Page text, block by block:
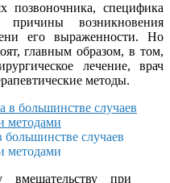
позвоночника, специфика
возникновения
его выраженности. Но
главным образом, в том,
лечение, врач
методы.
случаев
методами
при